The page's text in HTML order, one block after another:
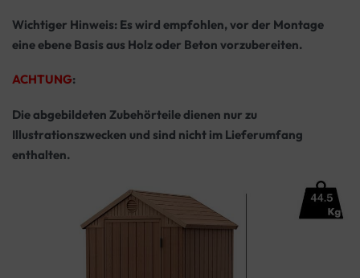
Wichtiger Hinweis: Es wird empfohlen, vor der Montage
eine ebene Basis aus Holz oder Beton vorzubereiten.
ACHTUNG:
Die abgebildeten Zubehörteile dienen nur zu
Illustrationszwecken und sind nicht im Lieferumfang
enthalten.